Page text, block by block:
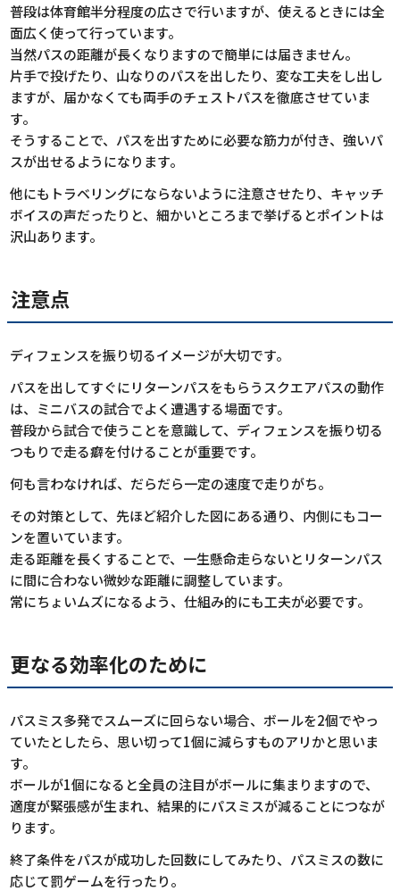
普段は体育館半分程度の広さで行いますが、使えるときには全
面広く使って行っています。
当然パスの距離が長くなりますので簡単には届きません。
片手で投げたり、山なりのパスを出したり、変な工夫をし出し
ますが、届かなくても両手のチェストパスを徹底させていま
す。
そうすることで、パスを出すために必要な筋力が付き、強いパ
スが出せるようになります。
他にもトラベリングにならないように注意させたり、キャッチ
ボイスの声だったりと、細かいところまで挙げるとポイントは
沢山あります。
注意点
ディフェンスを振り切るイメージが大切です。
パスを出してすぐにリターンパスをもらうスクエアパスの動作
は、ミニバスの試合でよく遭遇する場面です。
普段から試合で使うことを意識して、ディフェンスを振り切る
つもりで走る癖を付けることが重要です。
何も言わなければ、だらだら一定の速度で走りがち。
その対策として、先ほど紹介した図にある通り、内側にもコー
ンを置いています。
走る距離を長くすることで、一生懸命走らないとリターンパス
に間に合わない微妙な距離に調整しています。
常にちょいムズになるよう、仕組み的にも工夫が必要です。
更なる効率化のために
パスミス多発でスムーズに回らない場合、ボールを2個でやっ
ていたとしたら、思い切って1個に減らすものアリかと思いま
す。
ボールが1個になると全員の注目がボールに集まりますので、
適度が緊張感が生まれ、結果的にパスミスが減ることにつなが
ります。
終了条件をパスが成功した回数にしてみたり、パスミスの数に
応じて罰ゲームを行ったり。